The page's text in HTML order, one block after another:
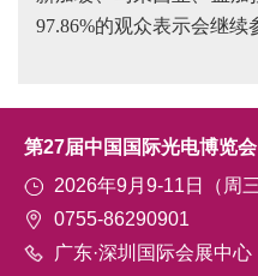
97.86%的观众表示会继续
第27届中国国际光电博览会
2026年9月9-11日（周
0755-86290901
广东·深圳国际会展中心